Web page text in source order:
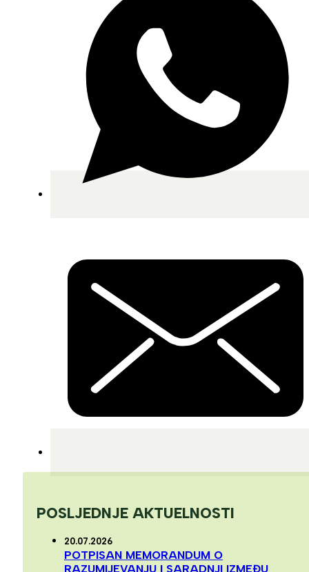
POSLJEDNJE AKTUELNOSTI
20.07.2026
POTPISAN MEMORANDUM O
RAZUMIJEVANJU I SARADNJI IZMEĐU